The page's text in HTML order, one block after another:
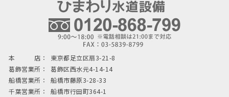
本 店：
東京都足立区扇3-21-8
葛飾営業所：
葛飾区西水元4-14-14
船橋営業所：
船橋市藤原3-28-33
千葉営業所：
船橋市行田町364-1